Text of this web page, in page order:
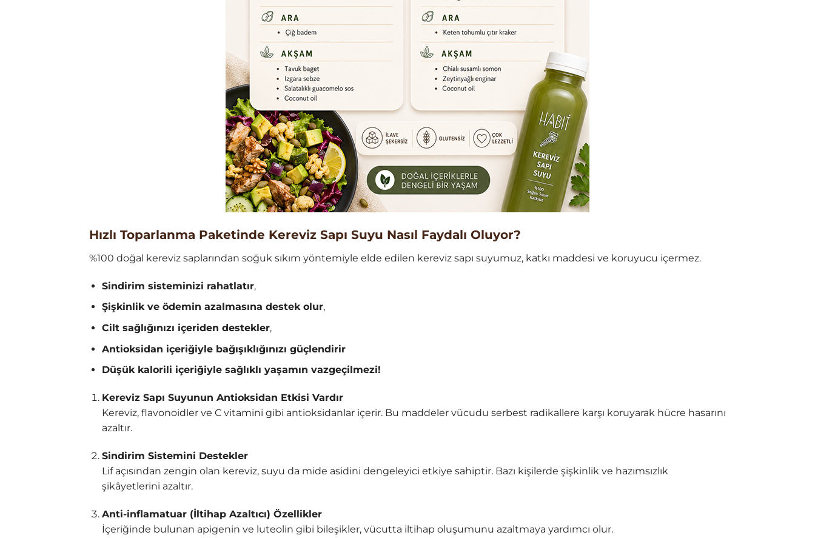
Hızlı Toparlanma Paketinde Kereviz Sapı Suyu Nasıl Faydalı Oluyor?
%100 doğal kereviz saplarından soğuk sıkım yöntemiyle elde edilen kereviz sapı suyumuz, katkı maddesi ve koruyucu içermez.
Sindirim sisteminizi rahatlatır,
Şişkinlik ve ödemin azalmasına destek olur,
Cilt sağlığınızı içeriden destekler,
Antioksidan içeriğiyle bağışıklığınızı güçlendirir
Düşük kalorili içeriğiyle sağlıklı yaşamın vazgeçilmezi!
Kereviz Sapı Suyunun Antioksidan Etkisi Vardır
Kereviz, flavonoidler ve C vitamini gibi antioksidanlar içerir. Bu maddeler vücudu serbest radikallere karşı koruyarak hücre hasarını
azaltır.
Sindirim Sistemini Destekler
Lif açısından zengin olan kereviz, suyu da mide asidini dengeleyici etkiye sahiptir. Bazı kişilerde şişkinlik ve hazımsızlık
şikâyetlerini azaltır.
Anti-inflamatuar (İltihap Azaltıcı) Özellikler
İçeriğinde bulunan apigenin ve luteolin gibi bileşikler, vücutta iltihap oluşumunu azaltmaya yardımcı olur.